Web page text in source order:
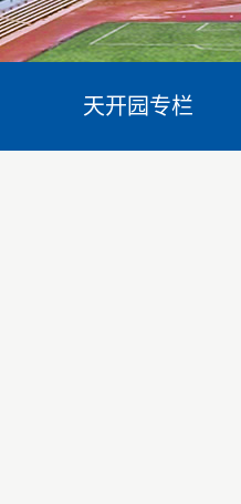
天开园专栏